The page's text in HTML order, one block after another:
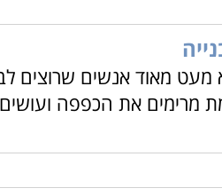
מעט מאוד אנשים שרוצים
מרימים את הכפפה